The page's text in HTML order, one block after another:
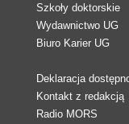
Szkoły doktorskie
Wydawnictwo UG
Biuro Karier UG
Deklaracja
Kontakt z redakcją
Radio MORS